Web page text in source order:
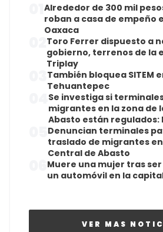
Alrededor de 300 mil
roban a casa de empeño
Oaxaca
Toro Ferrer dispuesto a
gobierno, terrenos de la
Triplay
También bloquea SITEM
Tehuantepec
Se investiga si
migrantes en la zona de
Abasto están regulados:
Denuncian terminales
traslado de migrantes
Central de Abasto
Muere una mujer tras
un automóvil en la
VER MAS